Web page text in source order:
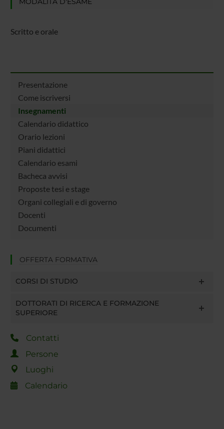
Scritto e orale
Presentazione
Come iscriversi
Insegnamenti
Calendario didattico
Orario lezioni
Piani didattici
Calendario esami
Bacheca avvisi
Proposte tesi e stage
Organi collegiali e di governo
Docenti
Documenti
OFFERTA FORMATIVA
CORSI DI STUDIO
DOTTORATI DI RICERCA E FORMAZIONE
SUPERIORE
Contatti
Persone
Luoghi
Calendario